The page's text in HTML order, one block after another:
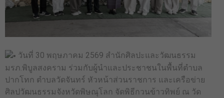
วันที่ 30 พฤษภาคม 2569 สำนักศิลปะและวัฒนธรรม
มรภ.พิบูลสงคราม ร่วมกับผู้นำและประชาชนในพื้นที่ตำบล
ปากโทก ตำบลวัดจันทร์ หัวหน้าส่วนราชการ และเครือข่าย
ศิลปวัฒนธรรมจังหวัดพิษณุโลก จัดพิธีกวนข้าวทิพย์ ณ วัด